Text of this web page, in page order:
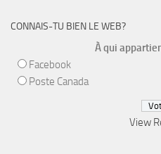
CONNAIS-TU BIEN LE WEB?
À qui
Facebook
Poste Canada
View